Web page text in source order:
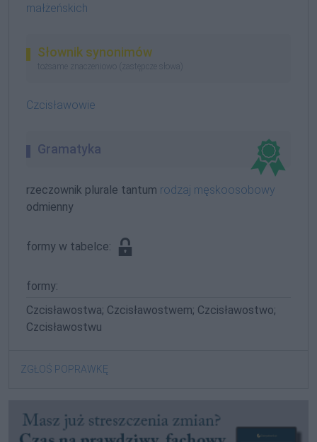
małżeńskich
Słownik synonimów
tożsame znaczeniowo (zastępcze słowa)
Czcisławowie
Gramatyka
rzeczownik plurale tantum rodzaj męskoosobowy
odmienny
formy w tabelce:
formy:
Czcisławostwa; Czcisławostwem; Czcisławostwo;
Czcisławostwu
ZGŁOŚ POPRAWKĘ